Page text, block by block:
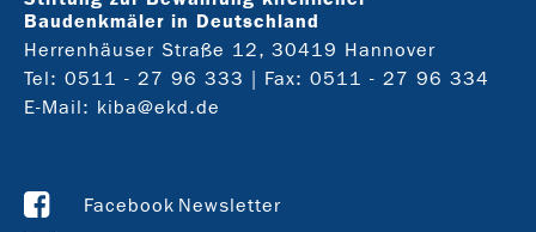
Baudenkmäler in Deutschland
Herrenhäuser Straße 12, 30419 Hannover
Tel: 0511 - 27 96 333 | Fax: 0511 - 27 96 334
E-Mail: kiba@ekd.de
Facebook Newsletter